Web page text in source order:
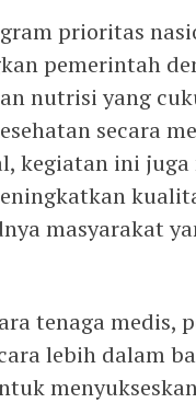
prioritas
pemerintah
nutrisi yang
secara
kegiatan ini
masyarakat
tenaga medis,
lebih dalam